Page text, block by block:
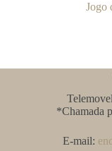
Jogo
*Chamada
E-mail: